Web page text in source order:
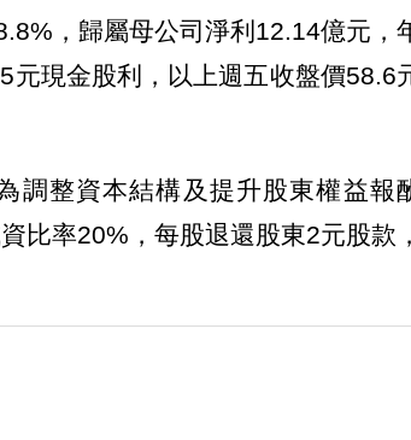
，歸屬母公司淨利12.14億元，
現金股利，以上週五收盤價58.6
調整資本結構及提升股東權益報
比率20%，每股退還股東2元股款，